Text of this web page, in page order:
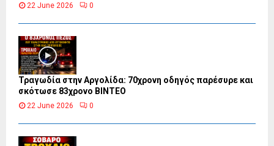
22 June 2026 0
Τραγωδία στην Αργολίδα: 70χρονη οδηγός παρέσυρε και
σκότωσε 83χρονο ΒΙΝΤΕΟ
22 June 2026 0